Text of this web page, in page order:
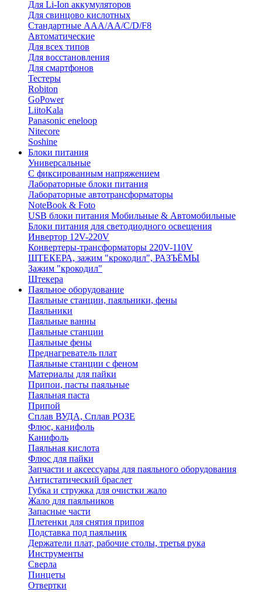
Для Li-Ion аккумуляторов
Для свинцово кислотных
Стандартные ААА/АА/С/D/F8
Автоматические
Для всех типов
Для восстановления
Для смартфонов
Тестеры
Robiton
GoPower
LiitoKala
Panasonic eneloop
Nitecore
Soshine
Блоки питания
Универсальные
C фиксированным напряжением
Лабораторные блоки питания
Лабораторные автотрансформаторы
NoteBook & Foto
USB блоки питания Мобильные & Автомобильные
Блоки питания для светодиодного освещения
Инвертор 12V-220V
Конвертеры-трансформаторы 220V-110V
ШТЕКЕРА, зажим "крокодил", РАЗЪЁМЫ
Зажим "крокодил"
Штекера
Паяльное оборудование
Паяльные станции, паяльники, фены
Паяльники
Паяльные ванны
Паяльные станции
Паяльные фены
Преднагреватель плат
Паяльные станции с феном
Материалы для пайки
Припои, пасты паяльные
Паяльная паста
Припой
Сплав ВУДА, Сплав РОЗЕ
Флюс, канифоль
Канифоль
Паяльная кислота
Флюс для пайки
Запчасти и аксессуары для паяльного оборудования
Антистатический браслет
Губка и стружка для очистки жало
Жало для паяльников
Запасные части
Плетенки для снятия припоя
Подставка под паяльник
Держатели плат, рабочие столы, третья рука
Инструменты
Сверла
Пинцеты
Отвертки